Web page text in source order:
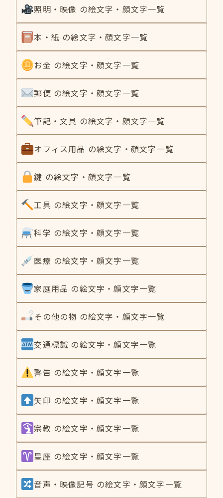
照明・映像 の絵文字・顔文字一覧
本・紙 の絵文字・顔文字一覧
お金 の絵文字・顔文字一覧
郵便 の絵文字・顔文字一覧
筆記・文具 の絵文字・顔文字一覧
オフィス用品 の絵文字・顔文字一覧
鍵 の絵文字・顔文字一覧
工具 の絵文字・顔文字一覧
科学 の絵文字・顔文字一覧
医療 の絵文字・顔文字一覧
家庭用品 の絵文字・顔文字一覧
その他の物 の絵文字・顔文字一覧
交通標識 の絵文字・顔文字一覧
警告 の絵文字・顔文字一覧
矢印 の絵文字・顔文字一覧
宗教 の絵文字・顔文字一覧
星座 の絵文字・顔文字一覧
音声・映像記号 の絵文字・顔文字一覧